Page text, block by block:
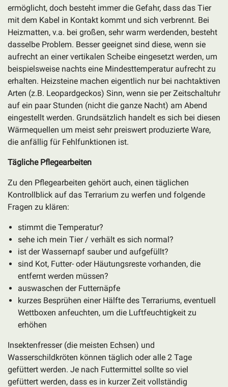
ermöglicht, doch besteht immer die Gefahr, dass das Tier
mit dem Kabel in Kontakt kommt und sich verbrennt. Bei
Heizmatten, v.a. bei großen, sehr warm werdenden, besteht
dasselbe Problem. Besser geeignet sind diese, wenn sie
aufrecht an einer vertikalen Scheibe eingesetzt werden, um
beispielsweise nachts eine Mindesttemperatur aufrecht zu
erhalten. Heizsteine machen eigentlich nur bei nachtaktiven
Arten (z.B. Leopardgeckos) Sinn, wenn sie per Zeitschaltuhr
auf ein paar Stunden (nicht die ganze Nacht) am Abend
eingestellt werden. Grundsätzlich handelt es sich bei diesen
Wärmequellen um meist sehr preiswert produzierte Ware,
die anfällig für Fehlfunktionen ist.
Tägliche Pflegearbeiten
Zu den Pflegearbeiten gehört auch, einen täglichen
Kontrollblick auf das Terrarium zu werfen und folgende
Fragen zu klären:
stimmt die Temperatur?
sehe ich mein Tier / verhält es sich normal?
ist der Wassernapf sauber und aufgefüllt?
sind Kot, Futter- oder Häutungsreste vorhanden, die
entfernt werden müssen?
auswaschen der Futternäpfe
kurzes Besprühen einer Hälfte des Terrariums, eventuell
Wettboxen anfeuchten, um die Luftfeuchtigkeit zu
erhöhen
Insektenfresser (die meisten Echsen) und
Wasserschildkröten können täglich oder alle 2 Tage
gefüttert werden. Je nach Futtermittel sollte so viel
gefüttert werden, dass es in kurzer Zeit vollständig